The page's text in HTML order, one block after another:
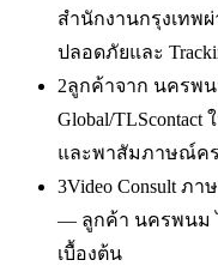
สำนักงานกรุงเทพ
ปลอดภัยและ
2ลูกค้าจาก นครพน
Global/
และพาสัมภาษณ์คร
3Video Consult ภ
— ลูกค้า นครพนม
เบื้องต้น